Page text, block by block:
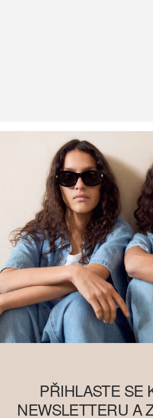
PŘIHLASTE SE
NEWSLETTERU A